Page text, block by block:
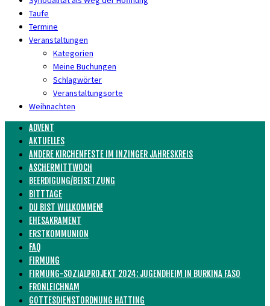
Taufe
Termine
Veranstaltungen
Kategorien
Meine Buchungen
Schlagwörter
Veranstaltungsorte
Weihnachten
ADVENT
AKTUELLES
ANDERE KIRCHENFESTE IM INZINGER JAHRESKREIS
ASCHERMITTWOCH
BEERDIGUNG/BEISETZUNG
BITTTAGE
DU BIST WILLKOMMEN!
EHESAKRAMENT
ERSTKOMMUNION
FAQ
FIRMUNG
FIRMUNG-SOZIALPROJEKT 2024: JUGENDHEIM IN BURKINA FASO
FRONLEICHNAM
GOTTESDIENSTORDNUNG HATTING